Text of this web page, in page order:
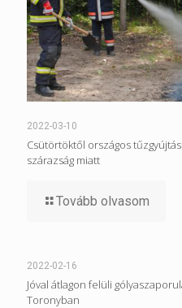
2022-03-10
Csütörtöktől országos
szárazság miatt
Tovább olvasom
2022-02-16
Jóval átlagon felüli
Toronyban